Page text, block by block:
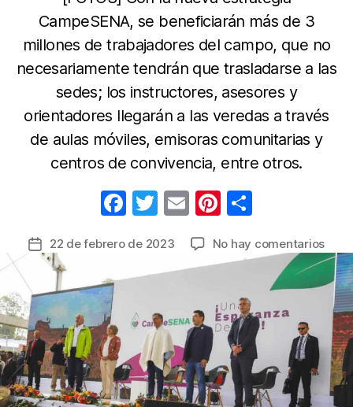
CampeSENA, se beneficiarán más de 3
millones de trabajadores del campo, que no
necesariamente tendrán que trasladarse a las
sedes; los instructores, asesores y
orientadores llegarán a las veredas a través
de aulas móviles, emisoras comunitarias y
centros de convivencia, entre otros.
F
c
e
o
o
k
T
itt
er
E
ail
Pi
er
st
m
p
ar
tir
Fecha
de
entrada
22 de febrero de 2023 No hay comentariosen
al
nivel
del
sin